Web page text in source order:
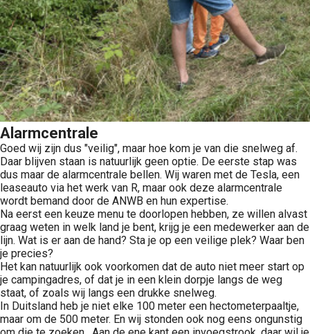
Alarmcentrale
Goed wij zijn dus "veilig", maar hoe kom je van die snelweg af.
Daar blijven staan is natuurlijk geen optie. De eerste stap was
dus maar de alarmcentrale bellen. Wij waren met de Tesla, een
leaseauto via het werk van R, maar ook deze alarmcentrale
wordt bemand door de ANWB en hun expertise.
Na eerst een keuze menu te doorlopen hebben, ze willen alvast
graag weten in welk land je bent, krijg je een medewerker aan de
lijn. Wat is er aan de hand? Sta je op een veilige plek? Waar ben
je precies?
Het kan natuurlijk ook voorkomen dat de auto niet meer start op
je campingadres, of dat je in een klein dorpje langs de weg
staat, of zoals wij langs een drukke snelweg.
In Duitsland heb je niet elke 100 meter een hectometerpaaltje,
maar om de 500 meter. En wij stonden ook nog eens ongunstig